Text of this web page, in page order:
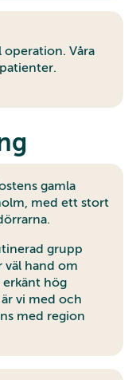
Våra
gamla
med ett stort
grupp
väl hand om
erkänt hög
vi med och
med region